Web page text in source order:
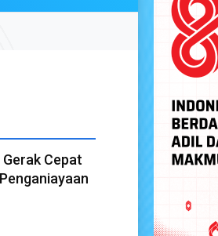
Gerak Cepat